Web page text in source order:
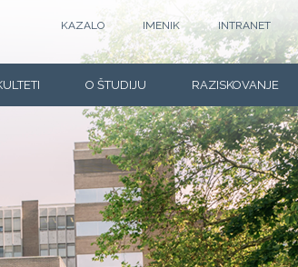
KAZALO IMENIK INTRANET
O ŠTUDIJU RAZISKOVANJE